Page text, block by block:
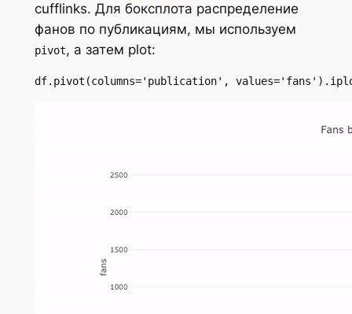
cufflinks. Для боксплота распределение
фанов по публикациям, мы используем
pivot, а затем plot:
df.pivot(columns='publication',